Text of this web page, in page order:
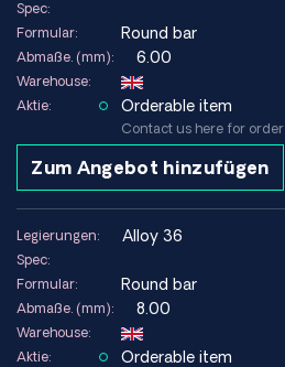
Spec:
Formular:
Round bar
Abmaße. (mm): 6.00
Warehouse:
Aktie:
Orderable item
Contact us here for order
Zum Angebot hinzufügen
Legierungen: alloy 36
Spec:
Formular:
Round bar
Abmaße. (mm): 8.00
Warehouse:
Aktie:
Orderable item